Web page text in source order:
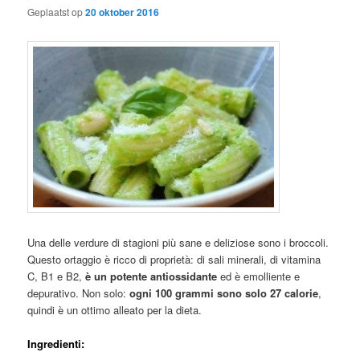
Geplaatst op20 oktober 2016
Una delle verdure di stagioni più sane e deliziose sono i broccoli.
Questo ortaggio è ricco di proprietà: di sali minerali, di vitamina
C, B1 e B2,è un potente antiossidante ed è emolliente e
depurativo. Non solo:ogni 100 grammi sono solo 27 calorie,
quindi è un ottimo alleato per la dieta.
Ingredienti: